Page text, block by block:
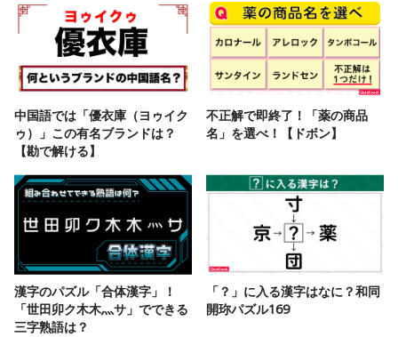
中国語では「優衣庫（ヨゥイク
ゥ）」この有名ブランドは？
【勘で解ける】
不正解で即終了！「薬の商品
名」を選べ！【ドボン】
漢字のパズル「合体漢字」！
「世田卯ク木木灬サ」でできる
三字熟語は？
「？」に入る漢字はなに？和同
開珎パズル169